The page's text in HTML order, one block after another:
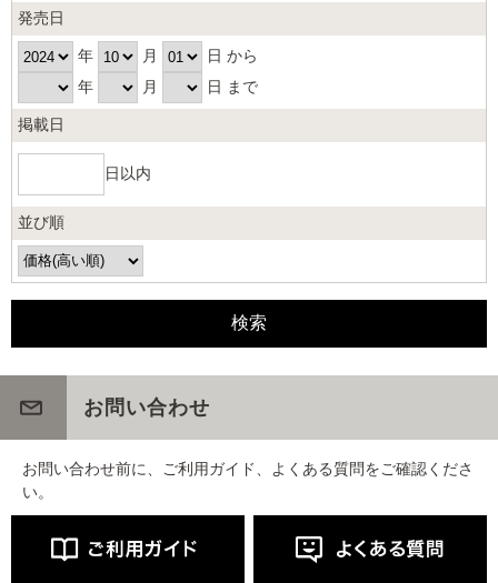
発売日
年 月
日 から
年
月 日 まで
掲載日
日以内
並び順
お問い合わせ
お問い合わせ前に、ご利用ガイド、よくある質問をご確認くださ
い。